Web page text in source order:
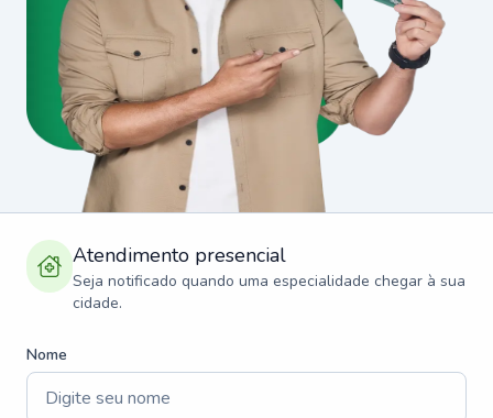
Atendimento presencial
Seja notificado quando uma especialidade chegar à sua
cidade.
Nome